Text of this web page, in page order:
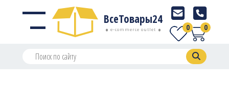
ВсеТовары24
e-commerce outlet 0
0